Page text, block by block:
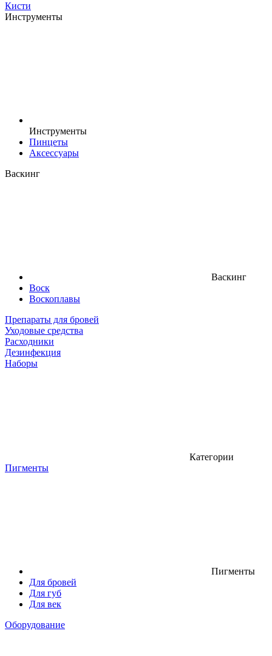
Кисти
Инструменты
Инструменты
Пинцеты
Аксессуары
Васкинг
Васкинг
Воск
Воскоплавы
Препараты для бровей
Уходовые средства
Расходники
Дезинфекция
Наборы
Категории
Пигменты
Пигменты
Для бровей
Для губ
Для век
Оборудование